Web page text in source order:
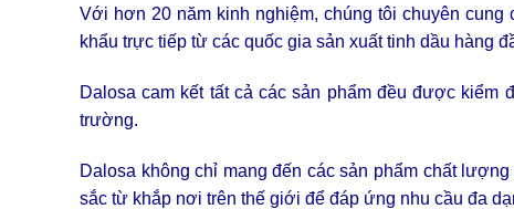
Với hơn 20 năm kinh nghiệm, chúng tôi chuyên
khẩu trực tiếp từ các quốc gia sản xuất tinh dầu hàng
Dalosa cam kết tất cả các sản phẩm đều được
trường.
Dalosa không chỉ mang đến các sản phẩm chất
sắc từ khắp nơi trên thế giới để đáp ứng nhu cầu đa